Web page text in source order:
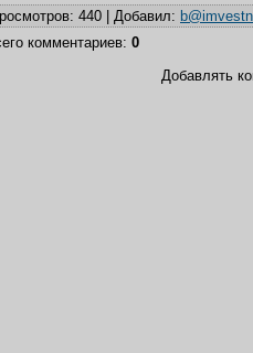
: 440 | Добавил:
комментариев: 0
Добавлять